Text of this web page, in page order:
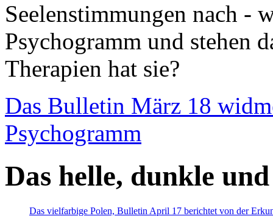
Seelenstimmungen nach -
Psychogramm und stehen
Therapien hat sie?
Das Bulletin März 18
Psychogramm
Das helle, dunkle
Das vielfarbige Polen, Bulletin April 17 berichtet von der